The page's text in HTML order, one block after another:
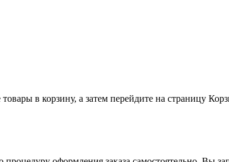
в корзину, а затем перейдите на страницу